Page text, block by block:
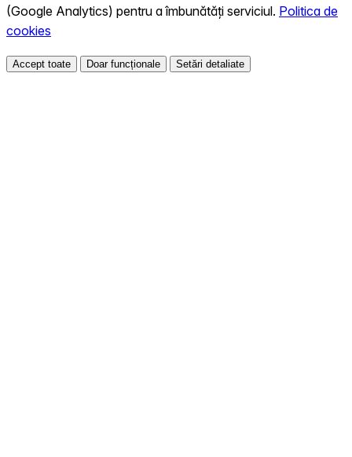
(Google Analytics) pentru a îmbunătăți serviciul. Politica de
cookies
Accept toate Doar funcționale Setări detaliate